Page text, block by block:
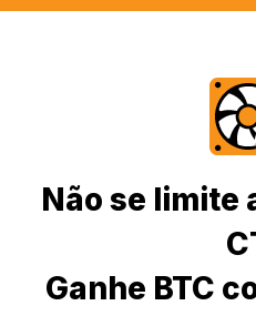
Não se limite
Ganhe BTC